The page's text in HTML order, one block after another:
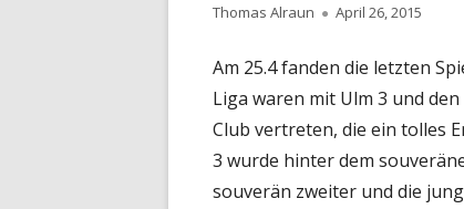
Autor
Thomas Alraun
Veröffentlicht
April 26, 2015
Am 25.4 fanden die letzten
Liga waren mit Ulm 3 und
Club vertreten, die ein tolles
3 wurde hinter dem
souverän zweiter und die